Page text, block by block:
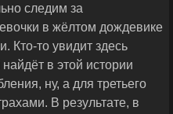
следим за
в жёлтом дождевике
Кто-то увидит здесь
в этой истории
ну, а для третьего
В результате, в